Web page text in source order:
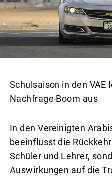
Schulsaison in den VAE
Nachfrage-Boom aus
In den Vereinigten
beeinflusst die
Schüler und Lehrer,
Auswirkungen auf die